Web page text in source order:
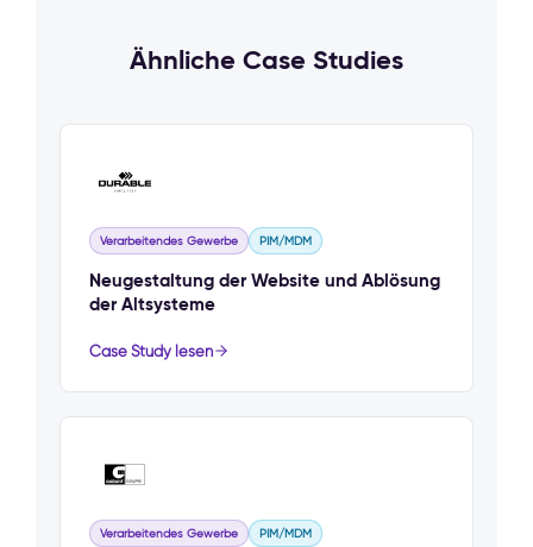
Ähnliche Case Studies
Verarbeitendes Gewerbe PIM/MDM
Neugestaltung der Website und Ablösung
der Altsysteme
Case Study lesen
Verarbeitendes Gewerbe PIM/MDM